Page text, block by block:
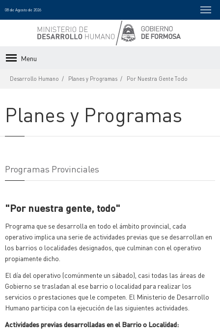
08 de Agosto de 2026
Menu
Desarrollo Humano Planes y Programas Por Nuestra Gente Todo
Planes y Programas
Programas Provinciales
"Por nuestra gente, todo"
Programa que se desarrolla en todo el ámbito provincial, cada
operativo implica una serie de actividades previas que se desarrollan en
los barrios o localidades designados, que culminan con el operativo
propiamente dicho.
El día del operativo (comúnmente un sábado), casi todas las áreas de
Gobierno se trasladan al ese barrio o localidad para realizar los
servicios o prestaciones que le competen. El Ministerio de Desarrollo
Humano participa con la ejecución de las siguientes actividades.
Actividades previas desarrolladas en el Barrio o Localidad: